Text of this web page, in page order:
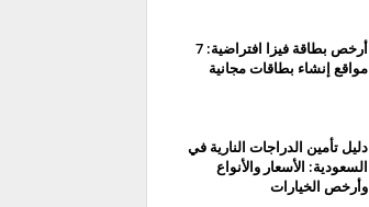
أرخص بطاقة فيزا افتراضية: 7
مواقع إنشاء بطاقات مجانية
دليل تأمين الدراجات النارية في
السعودية: الأسعار والأنواع
وأرخص الخيارات